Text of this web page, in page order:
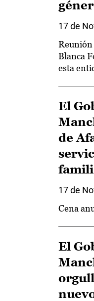
17 de
Reunión
Blanca
esta
El
de
17 de
Cena
El